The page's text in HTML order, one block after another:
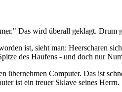
Das wird überall geklagt. Drum
ist, sieht man: Heerscharen
des Haufens - und doch nur
übernehmen Computer. Das ist
ist ein treuer Sklave seines Herrn.